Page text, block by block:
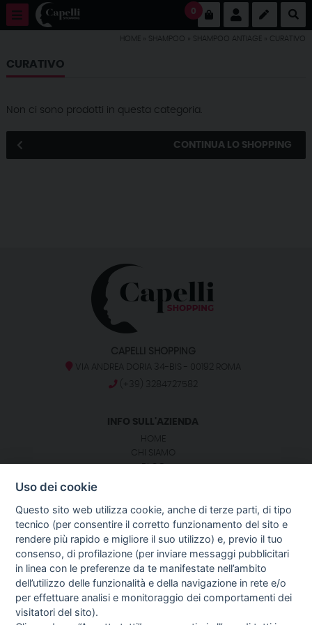
0
HOME SHAMPOO SHAMPOO ANTIAGE CURATIVO
CURATIVO
Non ci sono prodotti in questa categoria.
CONTINUA LO SHOPPING
CAPELLI SHOPPING
VIA ANDREA DORIA 34-BIS - 00192 ROMA
(+39) 3284727582
INFO SULL'AZIENDA
HOME
CHI SIAMO
SEGUICI SU:
GUIDA AGLI ACQUISTI
PROCEDURA DI ACQUISTO
DIRITTO DI RECESSO
Uso dei cookie
Questo sito web utilizza cookie, anche di terze parti, di tipo
tecnico (per consentire il corretto funzionamento del sito e
rendere più rapido e migliore il suo utilizzo) e, previo il tuo
consenso, di profilazione (per inviare messaggi pubblicitari
in linea con le preferenze da te manifestate nell’ambito
dell’utilizzo delle funzionalità e della navigazione in rete e/o
per effettuare analisi e monitoraggio dei comportamenti dei
visitatori del sito).